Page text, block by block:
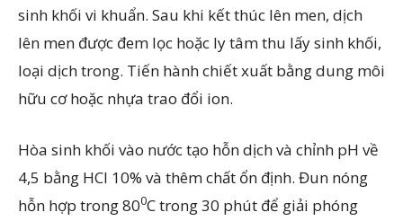
sinh khối vi khuẩn. Sau khi kết thúc lên men, dịch
lên men được đem lọc hoặc ly tâm thu lấy sinh khối,
loại dịch trong. Tiến hành chiết xuất bằng dung môi
hữu cơ hoặc nhựa trao đổi ion.
Hòa sinh khối vào nước tạo hỗn dịch và chỉnh pH về
4,5 bằng HCl 10% và thêm chất ổn định. Đun nóng
hỗn hợp trong 800C trong 30 phút để giải phóng